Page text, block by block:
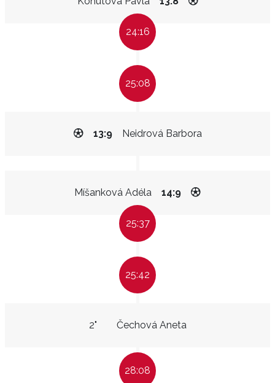
24:16
25:08
Neidrová Barbora
13:9
Míšanková Adéla 14:9
25:37
25:42
Čechová Aneta
2"
28:08